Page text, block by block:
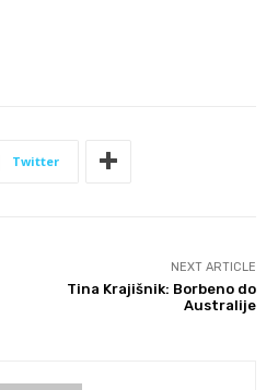
Twitter
NEXT ARTICLE
Tina Krajišnik: Borbeno do
Australije